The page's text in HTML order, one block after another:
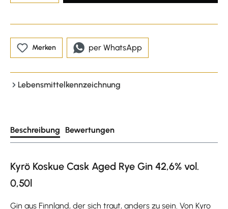
Merken per WhatsApp
Lebensmittelkennzeichnung
Beschreibung Bewertungen
Kyrö Koskue Cask Aged Rye Gin 42,6% vol.
0,50l
Gin aus Finnland, der sich traut, anders zu sein. Von Kyro